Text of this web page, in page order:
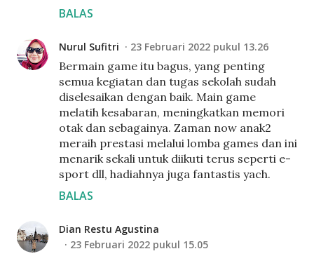
BALAS
Nurul Sufitri 23 Februari 2022 pukul 13.26
Bermain game itu bagus, yang penting
semua kegiatan dan tugas sekolah sudah
diselesaikan dengan baik. Main game
melatih kesabaran, meningkatkan memori
otak dan sebagainya. Zaman now anak2
meraih prestasi melalui lomba games dan ini
menarik sekali untuk diikuti terus seperti e-
sport dll, hadiahnya juga fantastis yach.
BALAS
Dian Restu Agustina
23 Februari 2022 pukul 15.05